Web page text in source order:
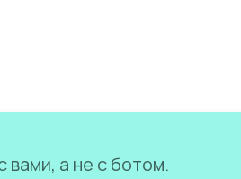
а не с ботом.